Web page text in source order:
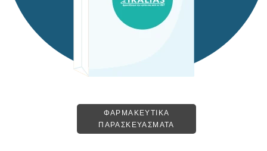
ΦΑΡΜΑΚΕΥΤΙΚΑ
ΠΑΡΑΣΚΕΥΑΣΜΑΤΑ